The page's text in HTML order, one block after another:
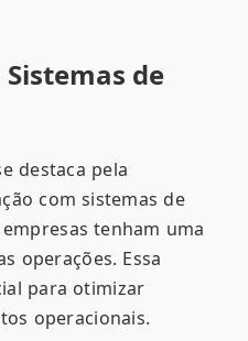
de
destaca pela
com sistemas de
tenham uma
operações. Essa
para otimizar
operacionais.